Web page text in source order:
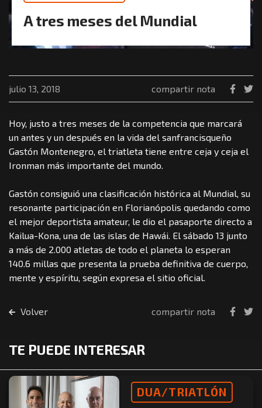
A tres meses del Mundial
julio 13, 2018 compartir nota
Hoy, justo a tres meses de la competencia que marcará
un antes y un después en la vida del sanfrancisqueño
Gastón Montenegro, el triatleta tiene entre ceja y ceja el
Ironman más importante del mundo.
Gastón consiguió una clasificación histórica al Mundial, su
resonante participación en Florianópolis quedando como
el mejor deportista amateur, le dio el pasaporte directo a
Kailua-Kona, una de las islas de Hawái. El sábado 13 junto
a más de 2.000 atletas de todo el planeta lo esperan
140.6 millas que presenta la prueba definitiva de cuerpo,
mente y espíritu, según expresa el sitio oficial.
Volver compartir nota
TE PUEDE INTERESAR
DUA/TRIATLÓN